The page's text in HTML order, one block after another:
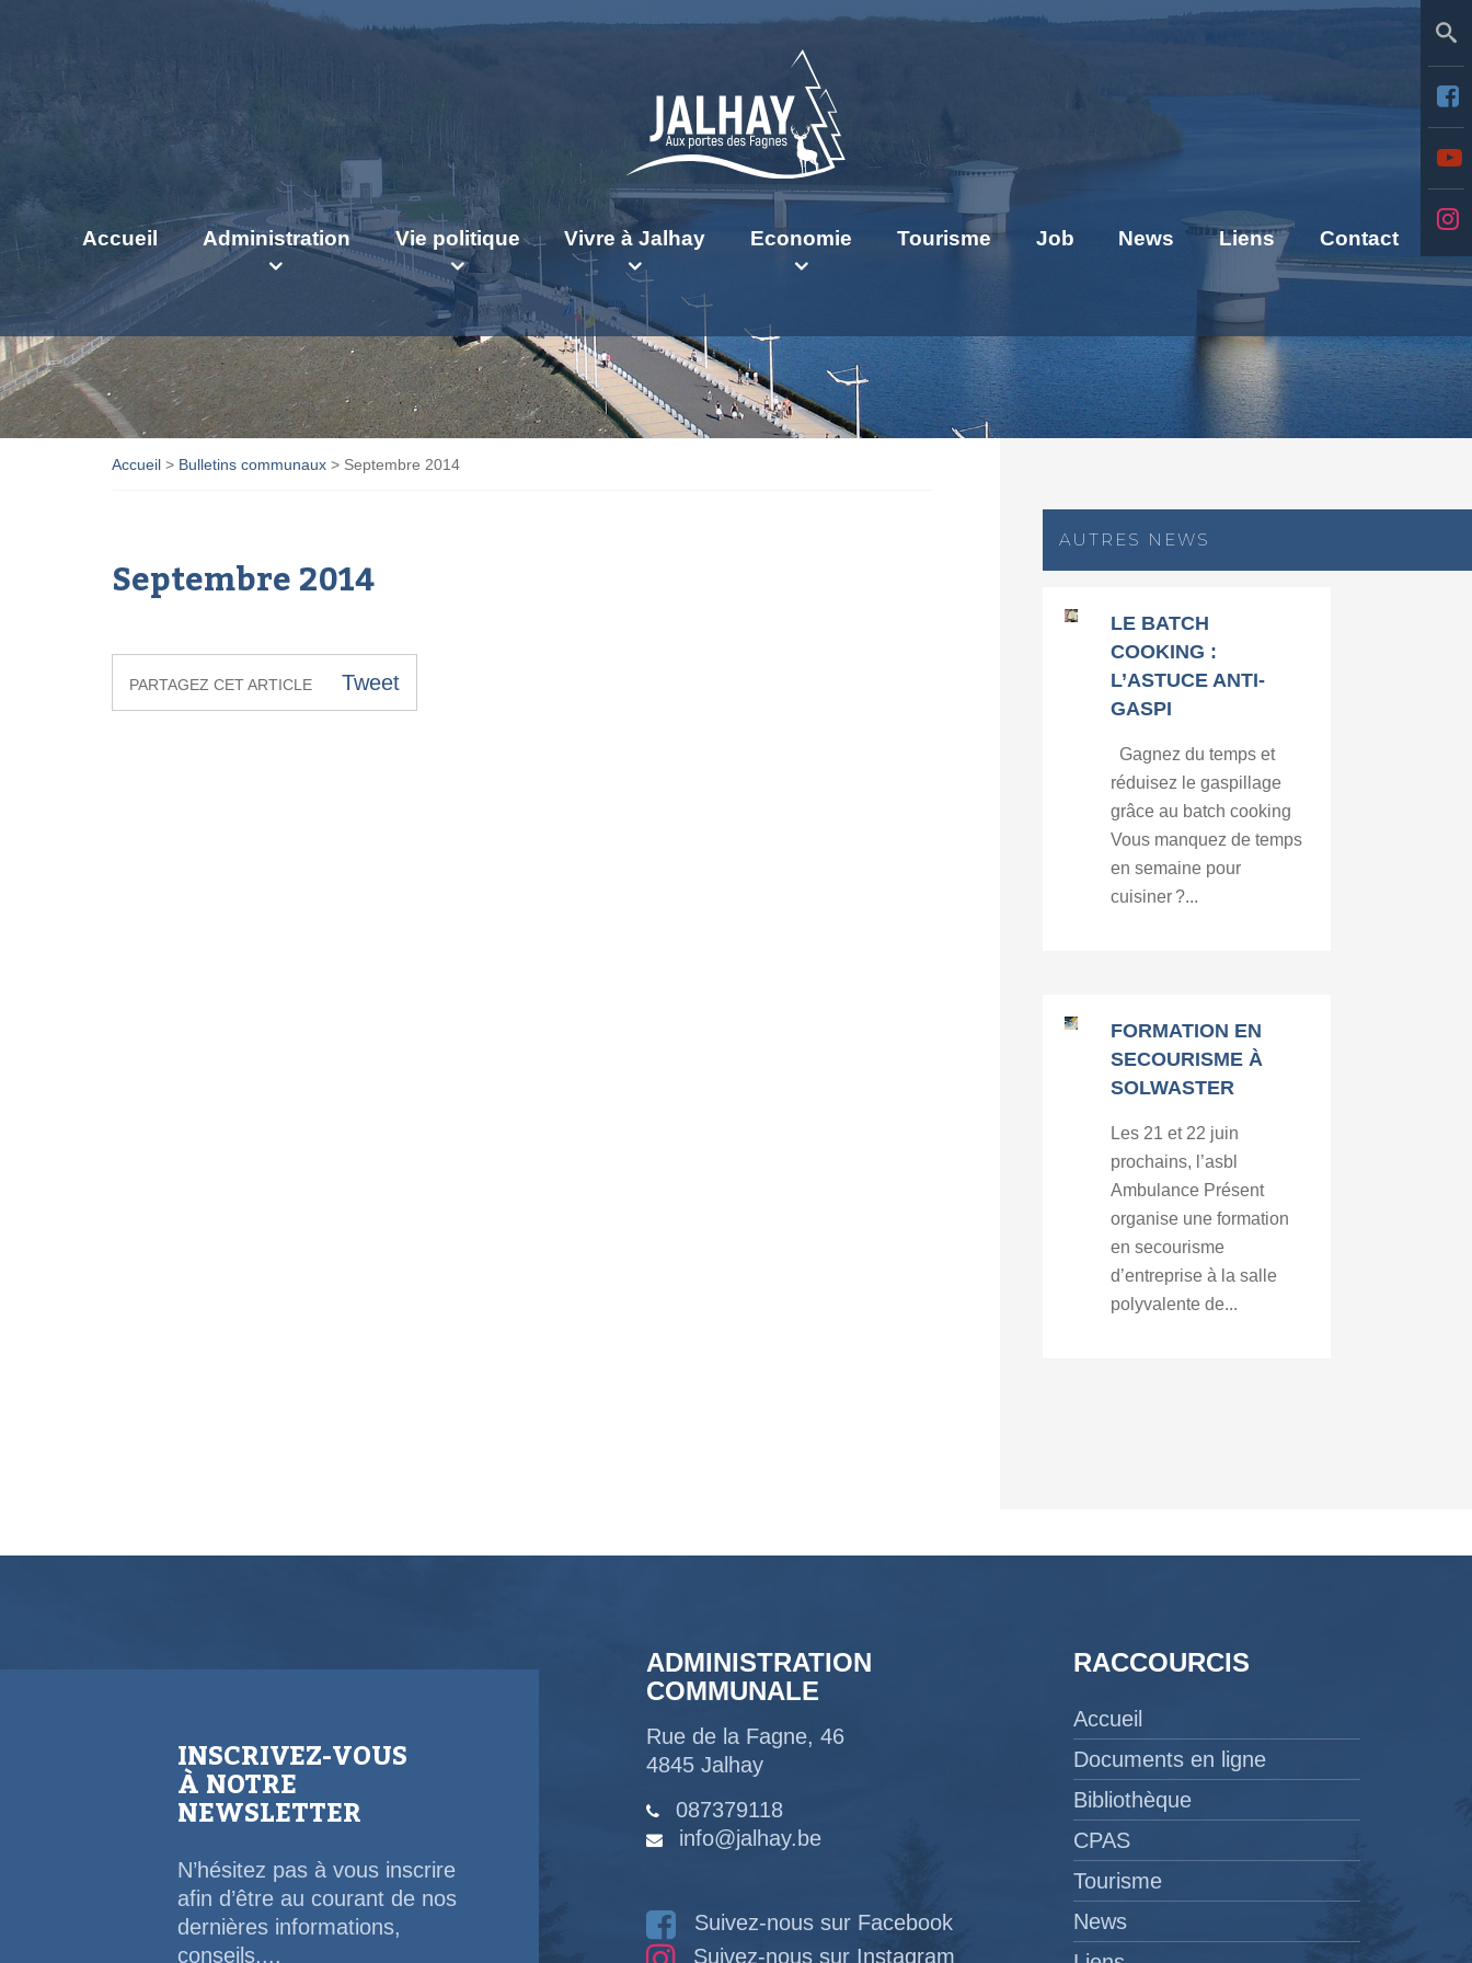
Accueil Administration Vie politique Vivre à Jalhay Economie Tourisme Job News Liens Contact
Accueil > Bulletins communaux > Septembre 2014
Septembre 2014
PARTAGEZ CET ARTICLE Tweet
AUTRES NEWS
LE BATCH
COOKING :
L’ASTUCE ANTI-
GASPI
Gagnez du temps et
réduisez le gaspillage
grâce au batch cooking
Vous manquez de temps
en semaine pour
cuisiner ?...
FORMATION EN
SECOURISME À
SOLWASTER
Les 21 et 22 juin
prochains, l’asbl
Ambulance Présent
organise une formation
en secourisme
d’entreprise à la salle
polyvalente de...
INSCRIVEZ-VOUS
À NOTRE
NEWSLETTER
N’hésitez pas à vous inscrire
afin d’être au courant de nos
dernières informations,
conseils,...
ADMINISTRATION
COMMUNALE
Rue de la Fagne, 46
4845 Jalhay
087379118
info@jalhay.be
Suivez-nous sur Facebook
Suivez-nous sur Instagram
RACCOURCIS
Accueil
Documents en ligne
Bibliothèque
CPAS
Tourisme
News